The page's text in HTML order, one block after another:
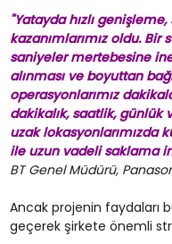
"Yatayda hızlı
kazanımlarımız oldu. Bir
saniyeler mertebesine
alınması ve boyuttan
operasyonlarımız
dakikalık, saatlik, günlük
uzak lokasyonlarımızda
ile uzun vadeli saklama
BT Genel Müdürü,
Ancak projenin faydaları
geçerek şirkete önemli